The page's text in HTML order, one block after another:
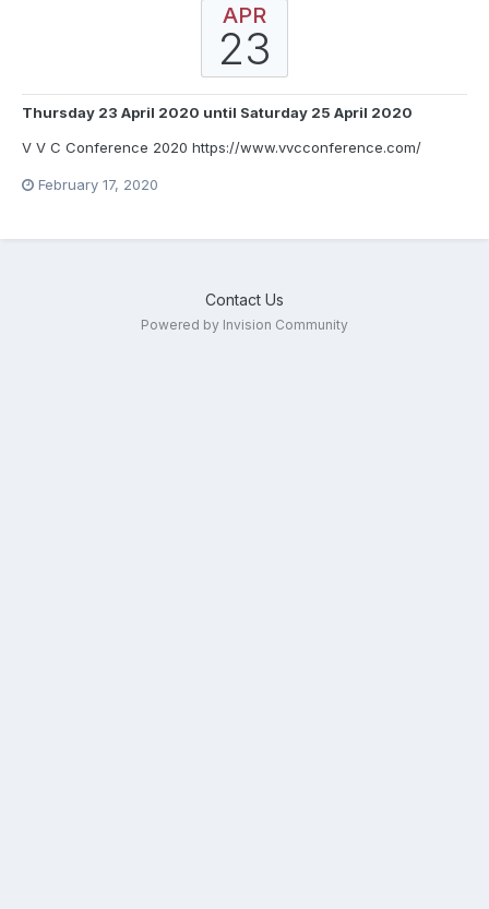
APR
23
Thursday 23 April 2020 until Saturday 25 April 2020
V V C Conference 2020 https://www.vvcconference.com/
February 17, 2020
Contact Us
Powered by Invision Community